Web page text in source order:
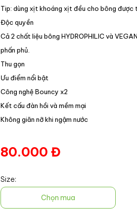
Tip: dùng xịt khoáng xịt đều cho bông được
Độc quyền
Cả 2 chất liệu bông HYDROPHILIC và
phấn phủ.
Thu gọn
Ưu điểm nổi bật
Công nghệ Bouncy x2
Kết cấu đàn hồi và mềm mại
Không giãn nỡ khi ngậm nước
80.000 Đ
Size:
Chọn mua